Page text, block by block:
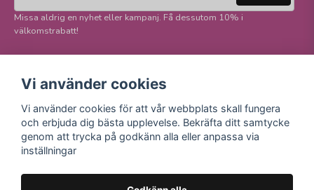
Missa aldrig en nyhet eller kampanj. Få dessutom 10% i
välkomstrabatt!
sociala medier!
Facebook
Instagram
Youtube
E-handel
Vi använder cookies
Vi använder cookies för att vår webbplats skall fungera
och erbjuda dig bästa upplevelse. Bekräfta ditt samtycke
genom att trycka på godkänn alla eller anpassa via
inställningar